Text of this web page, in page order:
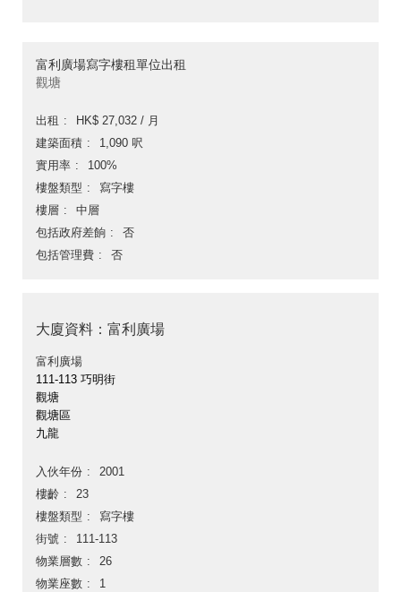
富利廣場寫字樓租單位出租
觀塘
出租
HK$ 27,032 / 月
建築面積
1,090 呎
實用率
100%
樓盤類型
寫字樓
樓層
中層
包括政府差餉
否
包括管理費
否
大廈資料：富利廣場
富利廣場
111-113 巧明街
觀塘
觀塘區
九龍
入伙年份
2001
樓齡
23
樓盤類型
寫字樓
街號
111-113
物業層數
26
物業座數
1